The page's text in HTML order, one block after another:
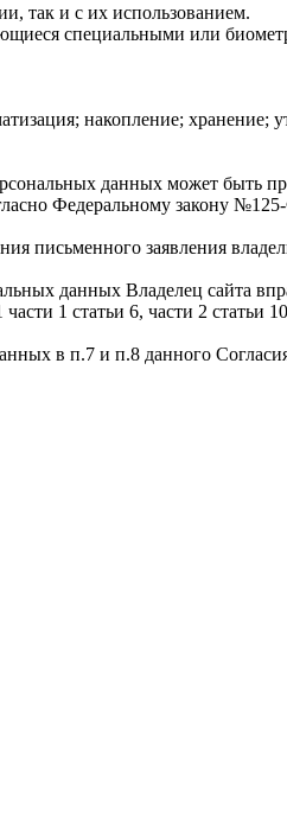
так и с их использованием.
специальными или
накопление; хранение;
данных может быть
Федеральному закону
письменного заявления
данных Владелец сайта
1 статьи 6, части 2 статьи
в п.7 и п.8 данного